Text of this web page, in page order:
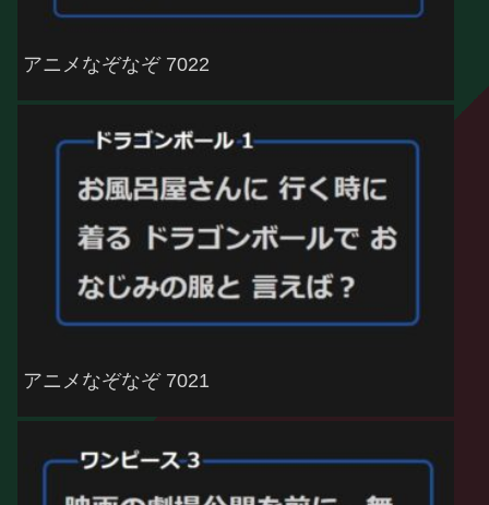
アニメなぞなぞ 7022
アニメなぞなぞ 7021